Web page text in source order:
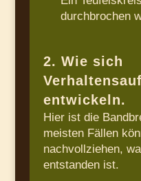
durchbrochen
2. Wie sich
entwickeln.
Hier ist die
meisten Fällen
nachvollziehen,
entstanden ist.